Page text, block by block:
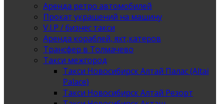
Аренда ретро автомобилей
Прокат украшений на машину
V.I.P / бизнес такси
Аренда кораблей, яхт,катеров
Трансфер в Толмачево
Такси межгород
Такси Новосибирск Алтай Палас (Altai
Palace)
Такси Новосибирск Алтай Резорт